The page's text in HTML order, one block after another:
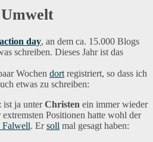
day, an dem ca. 15.000 Blogs
schreiben. Dieses Jahr ist das
Wochen dort registriert, so dass ich
etwas zu schreiben:
ist ja unterChristen ein immer wieder
Positionen hatte wohl der
Falwell. Ersoll mal gesagt haben: